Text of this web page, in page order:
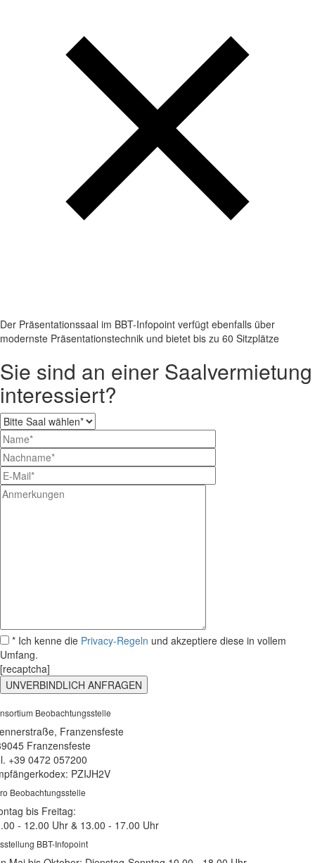
Der Präsentationssaal im BBT-Infopoint verfügt ebenfalls über
modernste Präsentationstechnik und bietet bis zu 60 Sitzplätze
Sie sind an einer Saalvermietung
interessiert?
* Ich kenne die Privacy-Regeln und akzeptiere diese in vollem
Umfang.
[recaptcha]
Beobachtungsstelle
Franzensfeste
Franzensfeste
+39 0472 057200
PZIJH2V
Beobachtungsstelle
bis Freitag:
- 12.00 Uhr & 13.00 - 17.00 Uhr
BBT-Infopoint